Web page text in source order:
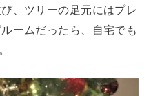
、ツリーの足元にはプレ
ームだったら、自宅でも